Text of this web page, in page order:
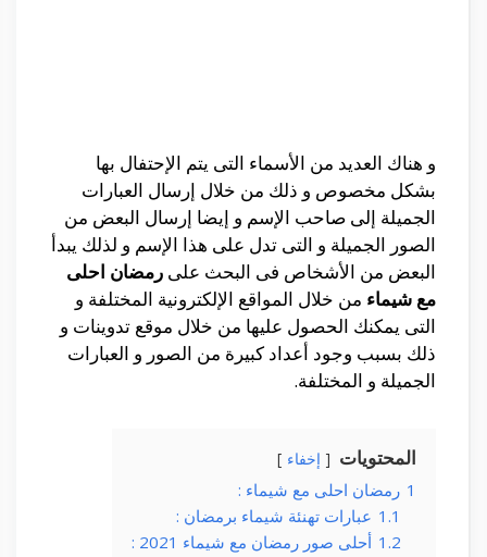
و هناك العديد من الأسماء التى يتم الإحتفال بها
بشكل مخصوص و ذلك من خلال إرسال العبارات
الجميلة إلى صاحب الإسم و إيضا إرسال البعض من
الصور الجميلة و التى تدل على هذا الإسم و لذلك يبدأ
البعض من الأشخاص فى البحث على رمضان احلى
مع شيماء من خلال المواقع الإلكترونية المختلفة و
التى يمكنك الحصول عليها من خلال موقع تدوينات و
ذلك بسبب وجود أعداد كبيرة من الصور و العبارات
الجميلة و المختلفة.
المحتويات إخفاء
1 رمضان احلى مع شيماء :
1.1 عبارات تهنئة شيماء برمضان :
1.2 أحلى صور رمضان مع شيماء 2021 :